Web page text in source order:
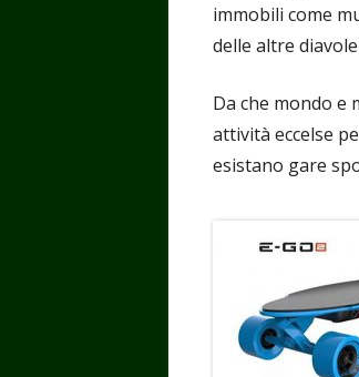
immobili come
delle altre
Da che mondo e
attività eccelse
esistano gare